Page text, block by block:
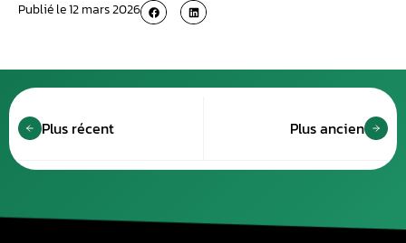
Publié le12 mars 2026
Plus récent Plus ancien